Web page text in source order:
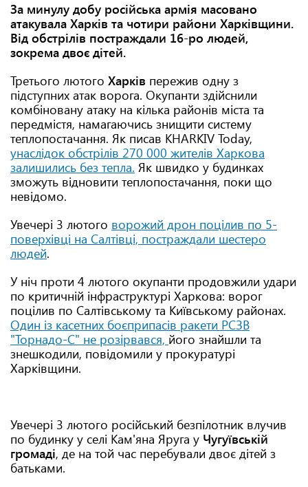
За минулу добу російська армія масовано
атакувала Харків та чотири райони Харківщини.
Від обстрілів постраждали 16-ро людей,
зокрема двоє дітей.
Третього лютого Харків пережив одну з
підступних атак ворога. Окупанти здійснили
комбіновану атаку на кілька районів міста та
передмістя, намагаючись знищити систему
теплопостачання. Як писав KHARKIV Today,
унаслідок обстрілів 270 000 жителів Харкова
залишились без тепла. Як швидко у будинках
зможуть відновити теплопостачання, поки що
невідомо.
Увечері 3 лютого ворожий дрон поцілив по 5-
поверхівці на Салтівці, постраждали шестеро
людей.
У ніч проти 4 лютого окупанти продовжили удари
по критичній інфраструктурі Харкова: ворог
поцілив по Салтівському та Київському районах.
Один із касетних боєприпасів ракети РСЗВ
"Торнадо-С" не розірвався, його знайшли та
знешкодили, повідомили у прокуратурі
Харківщини.
Увечері 3 лютого російський безпілотник влучив
по будинку у селі Кам'яна Яруга у Чугуївській
громаді, де на той час перебували двоє дітей з
батьками.